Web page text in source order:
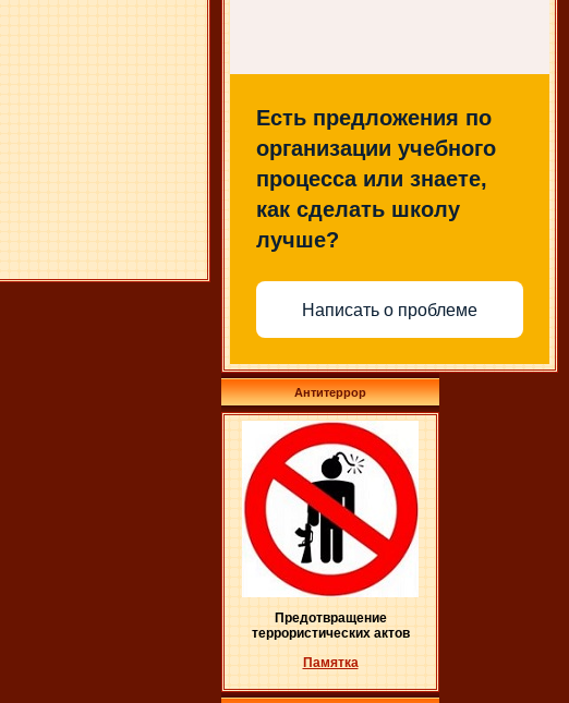
Есть предложения по
организации учебного
процесса или знаете,
как сделать школу
лучше?
Написать о проблеме
Антитеррор
Предотвращение
террористических актов
Памятка